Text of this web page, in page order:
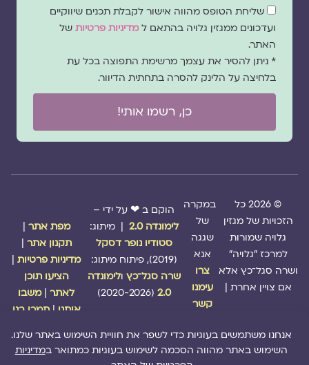
שדה
הסכמה
שליחת הטופס מהווה אישור לקבלת תכנים שיווקיים
ועדכונים ממגזין גלויה בהתאם ל מדיניות פרטיותשל
האתר.
* ניתן להסיר את עצמך מרשימת התפוצה בכל עת
בלחיצה על הלינק להסרה בתחתית הדיוור.
כן, רשמו אותי!
© 2026 כל
הזכויות של מגזין
גלויה שמורות
למרכז "גלויה"
ושרה סגל־כץ אלא
אם צויין אחרת |
במקרה
של
שגגה
אנא
צרו
עימנו
קשר
הוקם ב ❤ על ידי –
לימונדה 2.0
| מיתוג:
סטודיו נופר דסקל
שרה סגל־כץולימונדה
2.0
(2020-2026)
מפת אתר|
תקנון אתר|
מדיניות פרטיות|
הציעו תוכן
לאתר| משבו
אותנו| תמכו בנו